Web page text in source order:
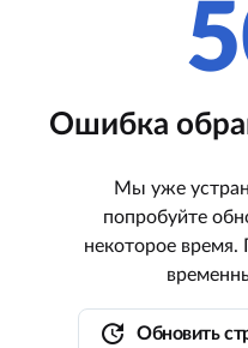
Ошибка
Мы уже
попробуйте
некоторое время.
update Обновить